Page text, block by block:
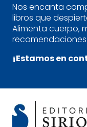
Nos encanta
libros que
Alimenta cuerpo,
recomendaciones.
¡Estamos en